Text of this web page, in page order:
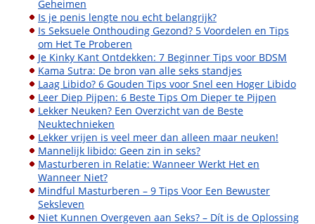
Geheimen
Is je penis lengte nou echt belangrijk?
Is Seksuele Onthouding Gezond? 5 Voordelen en Tips
om Het Te Proberen
Je Kinky Kant Ontdekken: 7 Beginner Tips voor BDSM
Kama Sutra: De bron van alle seks standjes
Laag Libido? 6 Gouden Tips voor Snel een Hoger Libido
Leer Diep Pijpen: 6 Beste Tips Om Dieper te Pijpen
Lekker Neuken? Een Overzicht van de Beste
Neuktechnieken
Lekker vrijen is veel meer dan alleen maar neuken!
Mannelijk libido: Geen zin in seks?
Masturberen in Relatie: Wanneer Werkt Het en
Wanneer Niet?
Mindful Masturberen – 9 Tips Voor Een Bewuster
Seksleven
Niet Kunnen Overgeven aan Seks? – Dít is de Oplossing